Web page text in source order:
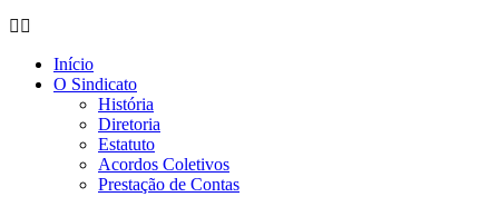
Início
O Sindicato
História
Diretoria
Estatuto
Acordos Coletivos
Prestação de Contas